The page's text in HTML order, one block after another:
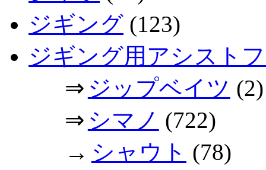
ジギング (123)
ジギング用アシスト
⇒ ジップベイツ (2)
⇒ シマノ (722)
→ シャウト (78)